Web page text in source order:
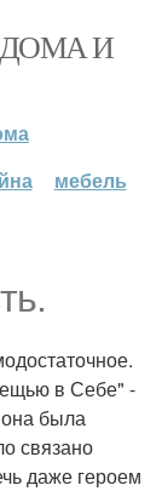
ДОМА И
мебель
в Себе" -
она была
связано
даже героем